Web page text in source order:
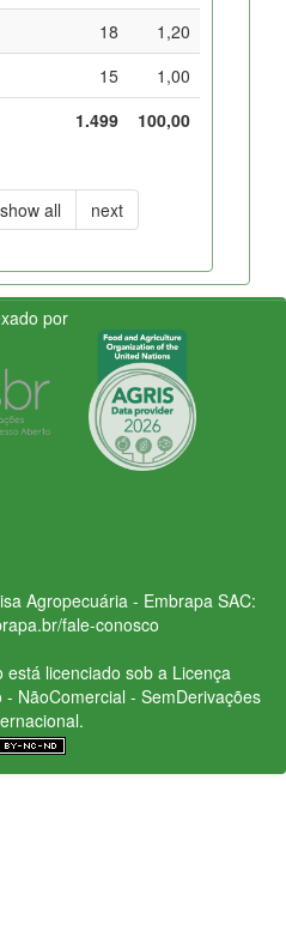
18
1,20
15
1,00
1.499
100,00
show all next
por
Agropecuária - Embrapa SAC:
fale-conosco
licenciado sob a Licença
NãoComercial - SemDerivações